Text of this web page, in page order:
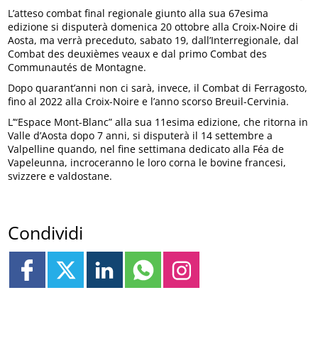
L’atteso combat final regionale giunto alla sua 67esima
edizione si disputerà domenica 20 ottobre alla Croix-Noire di
Aosta, ma verrà preceduto, sabato 19, dall’Interregionale, dal
Combat des deuxièmes veaux e dal primo Combat des
Communautés de Montagne.
Dopo quarant’anni non ci sarà, invece, il Combat di Ferragosto,
fino al 2022 alla Croix-Noire e l’anno scorso Breuil-Cervinia.
L’“Espace Mont-Blanc” alla sua 11esima edizione, che ritorna in
Valle d’Aosta dopo 7 anni, si disputerà il 14 settembre a
Valpelline quando, nel fine settimana dedicato alla Féa de
Vapeleunna, incroceranno le loro corna le bovine francesi,
svizzere e valdostane.
Condividi